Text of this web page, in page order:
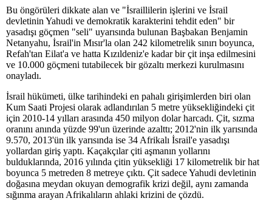
Bu öngörüleri dikkate alan ve "İsraillilerin işlerini ve İsrail
devletinin Yahudi ve demokratik karakterini tehdit eden" bir
yasadışı göçmen "seli" uyarısında bulunan Başbakan Benjamin
Netanyahu, İsrail'in Mısır'la olan 242 kilometrelik sınırı boyunca,
Refah'tan Eilat'a ve hatta Kızıldeniz'e kadar bir çit inşa edilmesini
ve 10.000 göçmeni tutabilecek bir gözaltı merkezi kurulmasını
onayladı.
İsrail hükümeti, ülke tarihindeki en pahalı girişimlerden biri olan
Kum Saati Projesi olarak adlandırılan 5 metre yüksekliğindeki çit
için 2010-14 yılları arasında 450 milyon dolar harcadı. Çit, sızma
oranını anında yüzde 99'un üzerinde azalttı; 2012'nin ilk yarısında
9.570, 2013'ün ilk yarısında ise 34 Afrikalı İsrail'e yasadışı
yollardan giriş yaptı. Kaçakçılar çiti aşmanın yollarını
bulduklarında, 2016 yılında çitin yüksekliği 17 kilometrelik bir hat
boyunca 5 metreden 8 metreye çıktı. Çit sadece Yahudi devletinin
doğasına meydan okuyan demografik krizi değil, aynı zamanda
sığınma arayan Afrikalıların ahlaki krizini de çözdü.